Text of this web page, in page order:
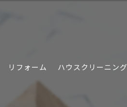
リフォーム ハウスクリーニング